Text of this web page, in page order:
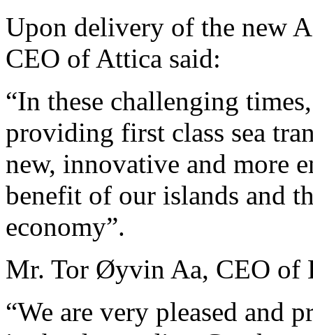
Upon delivery of the new
CEO of Attica said:
“In these challenging
providing first class sea
new, innovative and more
benefit of our islands and
economy”.
Mr. Tor Øyvin Aa, CEO of
“We are very pleased and